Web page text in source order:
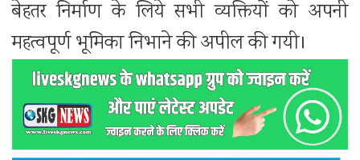
बेहतर निर्माण के लिये सभी व्यक्तियों को अपनी
महत्वपूर्ण भूमिका निभाने की अपील की गयी।